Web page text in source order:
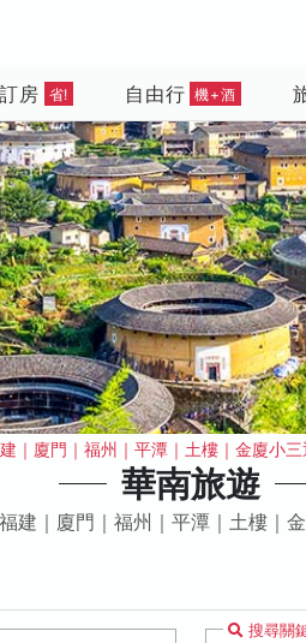
訂房 省! 自由行 機+酒
｜廈門｜福州｜平潭｜土樓｜金廈小三
華南旅遊
福建｜廈門｜福州｜平潭｜土樓｜
搜尋關